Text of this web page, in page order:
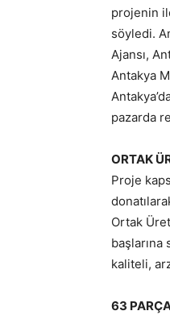
projenin
söyledi.
Ajansı,
Antakya
pazarda
ORTAK
Proje
Ortak
kaliteli,
63